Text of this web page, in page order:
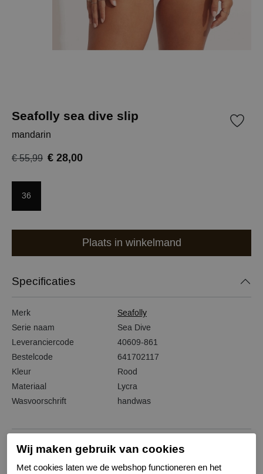
Seafolly sea dive slip
mandarin
€ 55,99 € 28,00
36
Plaats in winkelmand
Specificaties
Merk
Seafolly
Serie naam
Sea Dive
Leveranciercode
40609-861
Bestelcode
641702117
Kleur
Rood
Materiaal
Lycra
Wasvoorschrift
handwas
Gerelateerde producten
Wij maken gebruik van cookies
Met cookies laten we de webshop functioneren en het